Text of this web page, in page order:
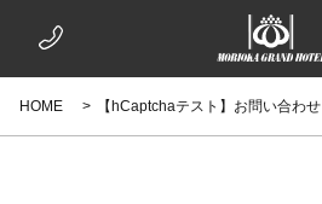
HOME 【hCaptchaテスト】お問い合わせ